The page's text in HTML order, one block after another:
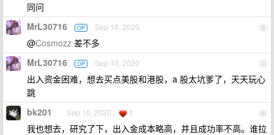
同问
6
MrL30716 OP Sep 10, 2020
@Cosmozz 差不多
7
MrL30716 OP Sep 10, 2020
出入资金困难，想去买点美股和港股，a 股太坑爹了，天天玩心
跳
8
bk201 Sep 10, 2020 1
我也想去，研究了下，出入金成本略高，并且成功率不高。谁拉